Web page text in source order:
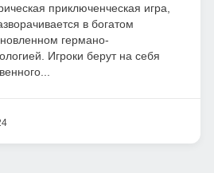
приключенческая игра,
в богатом
германо-
Игроки берут на себя